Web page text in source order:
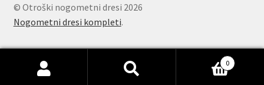
© Otroški nogometni dresi 2026
Nogometni dresi kompleti.
0